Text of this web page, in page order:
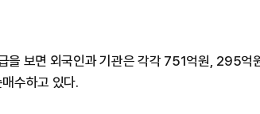
을 보면 외국인과 기관은 각각 751억원, 295억
수하고 있다.